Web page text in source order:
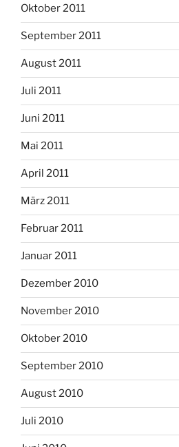
Oktober 2011
September 2011
August 2011
Juli 2011
Juni 2011
Mai 2011
April 2011
März 2011
Februar 2011
Januar 2011
Dezember 2010
November 2010
Oktober 2010
September 2010
August 2010
Juli 2010